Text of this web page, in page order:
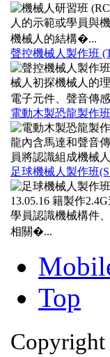
人的示範或學員與
機械人的結構�...
聲控機械人製作班
械人初探機械人的
電子元件、聲音傳
電動木製恐龍製作
龍內含馬達和聲音
員將認識組成機械
足球機械人製作班
13.05.16 籍製作
學員認識機械構件
相關�...
Top
Copyright